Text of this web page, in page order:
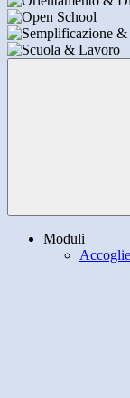
Moduli